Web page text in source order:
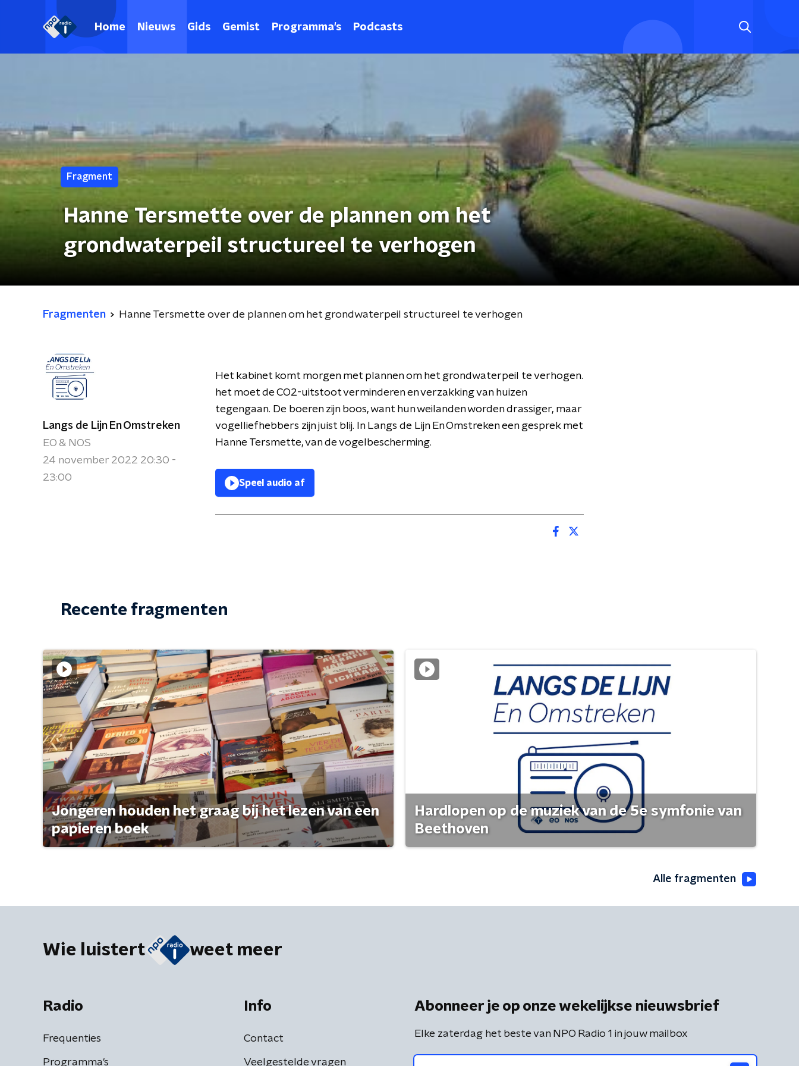
Home Nieuws Gids Gemist Programma's Podcasts
Fragment
Hanne Tersmette over de plannen om het
grondwaterpeil structureel te verhogen
Fragmenten Hanne Tersmette over de plannen om het grondwaterpeil structureel te verhogen
Langs de Lijn En Omstreken
EO & NOS
24 november 2022 20:30 -
23:00
Het kabinet komt morgen met plannen om het grondwaterpeil te verhogen.
het moet de CO2-uitstoot verminderen en verzakking van huizen
tegengaan. De boeren zijn boos, want hun weilanden worden drassiger, maar
vogelliefhebbers zijn juist blij. In Langs de Lijn En Omstreken een gesprek met
Hanne Tersmette, van de vogelbescherming.
Speel audio af
Recente fragmenten
Jongeren houden het graag bij het lezen van een
papieren boek
Hardlopen op de muziek van de 5e symfonie van
Beethoven
Alle fragmenten
Wie luistert weet meer
Radio
Frequenties
Programma's
Info
Contact
Veelgestelde vragen
Abonneer je op onze wekelijkse nieuwsbrief
Elke zaterdag het beste van NPO Radio 1 in jouw mailbox